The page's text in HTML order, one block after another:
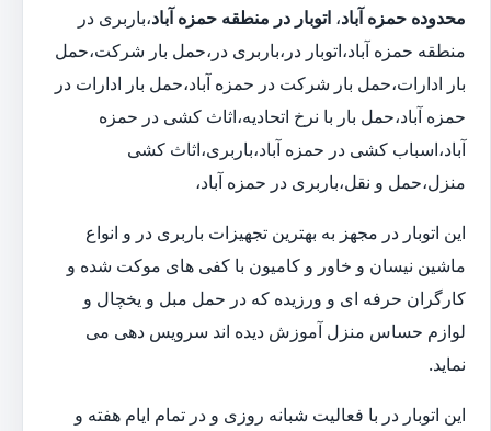
محدوده حمزه آباد، اتوبار در منطقه حمزه آباد،باربری در
منطقه حمزه آباد،اتوبار در،باربری در،حمل بار شرکت،حمل
بار ادارات،حمل بار شرکت در حمزه آباد،حمل بار ادارات در
حمزه آباد،حمل بار با نرخ اتحادیه،اثاث کشی در حمزه
آباد،اسباب کشی در حمزه آباد،باربری،اثاث کشی
منزل،حمل و نقل،باربری در حمزه آباد،
این اتوبار در مجهز به بهترین تجهیزات باربری در و انواع
ماشین نیسان و خاور و کامیون با کفی های موکت شده و
کارگران حرفه ای و ورزیده که در حمل مبل و یخچال و
لوازم حساس منزل آموزش دیده اند سرویس دهی می
نماید.
این اتوبار در با فعالیت شبانه روزی و در تمام ایام هفته و